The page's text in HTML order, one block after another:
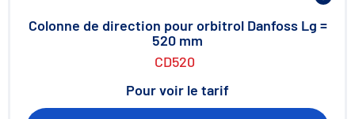
Colonne de direction pour orbitrol Danfoss Lg =
520 mm
CD520
Pour voir le tarif